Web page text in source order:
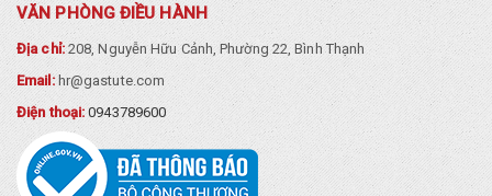
VĂN PHÒNG ĐIỀU HÀNH
Địa chỉ:208, Nguyễn Hữu Cảnh, Phường 22, Bình Thạnh
Email: hr@gastute.com
Điện thoại:0943789600